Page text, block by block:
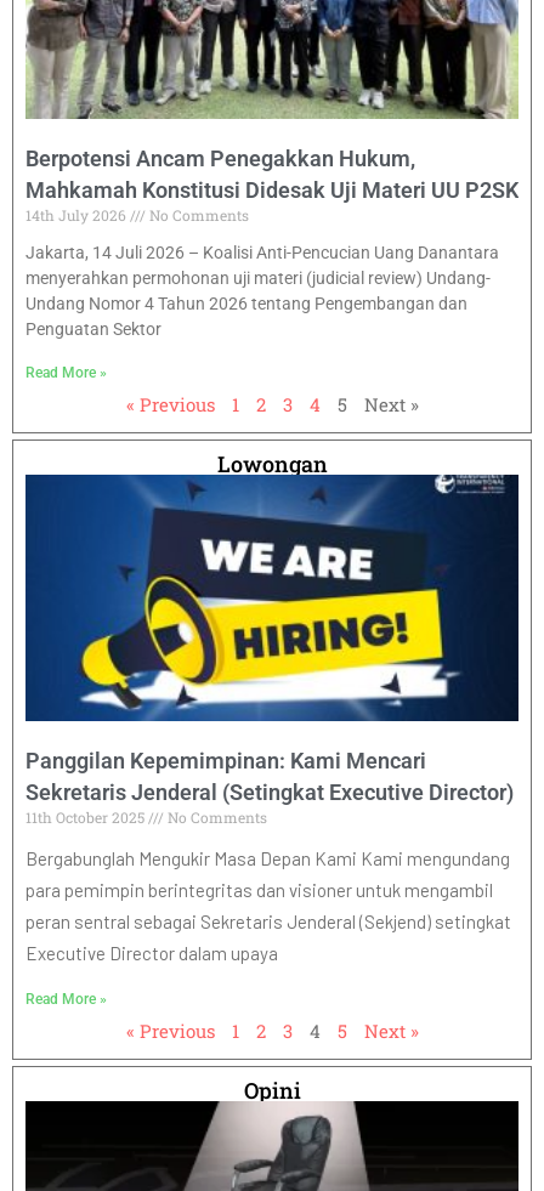
Berpotensi Ancam Penegakkan Hukum,
Mahkamah Konstitusi Didesak Uji Materi UU P2SK
14th July 2026
No Comments
Jakarta, 14 Juli 2026 – Koalisi Anti-Pencucian Uang Danantara
menyerahkan permohonan uji materi (judicial review) Undang-
Undang Nomor 4 Tahun 2026 tentang Pengembangan dan
Penguatan Sektor
Read More »
« Previous 1 2 3 4 5 Next »
Lowongan
Panggilan Kepemimpinan: Kami Mencari
Sekretaris Jenderal (Setingkat Executive Director)
11th October 2025 No Comments
Bergabunglah Mengukir Masa Depan Kami Kami mengundang
para pemimpin berintegritas dan visioner untuk mengambil
peran sentral sebagai Sekretaris Jenderal (Sekjend) setingkat
Executive Director dalam upaya
Read More »
« Previous 1 2 3 4 5 Next »
Opini